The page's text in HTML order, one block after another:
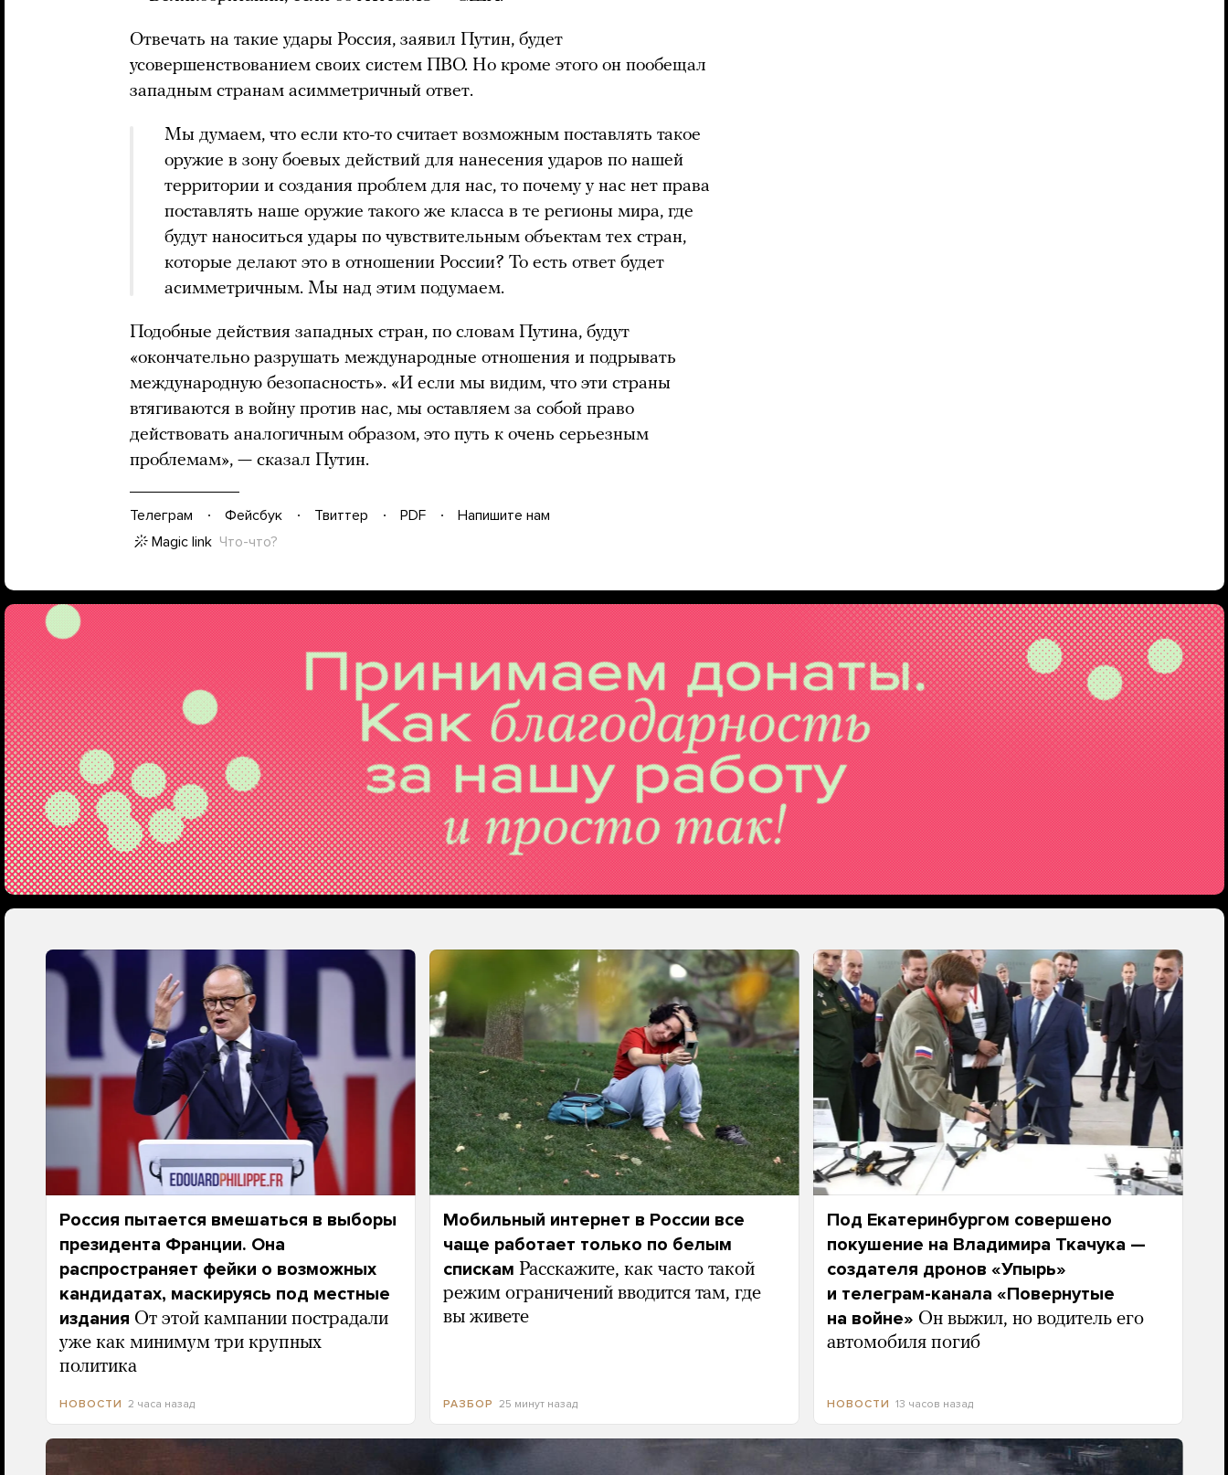
Отвечать на такие удары Россия, заявил Путин, будет
усовершенствованием своих систем ПВО. Но кроме этого он пообещал
западным странам асимметричный ответ.
Мы думаем, что если кто-то считает возможным поставлять такое
оружие в зону боевых действий для нанесения ударов по нашей
территории и создания проблем для нас, то почему у нас нет права
поставлять наше оружие такого же класса в те регионы мира, где
будут наноситься удары по чувствительным объектам тех стран,
которые делают это в отношении России? То есть ответ будет
асимметричным. Мы над этим подумаем.
Подобные действия западных стран, по словам Путина, будут
«окончательно разрушать международные отношения и подрывать
международную безопасность». «И если мы видим, что эти страны
втягиваются в войну против нас, мы оставляем за собой право
действовать аналогичным образом, это путь к очень серьезным
проблемам», — сказал Путин.
Телеграм Фейсбук Твиттер PDF
Напишите нам
Magic link Что-что?
Россия пытается вмешаться в выборы
президента Франции. Она
распространяет фейки о возможных
кандидатах, маскируясь под местные
издания От этой кампании пострадали
уже как минимум три крупных
политика
НОВОСТИ 2 часа назад
Мобильный интернет в России все
чаще работает только по белым
спискам Расскажите, как часто такой
режим ограничений вводится там, где
вы живете
РАЗБОР 25 минут назад
Под Екатеринбургом совершено
покушение на Владимира Ткачука —
создателя дронов «Упырь»
и телеграм-канала «Повернутые
на войне» Он выжил, но водитель его
автомобиля погиб
НОВОСТИ 13 часов назад